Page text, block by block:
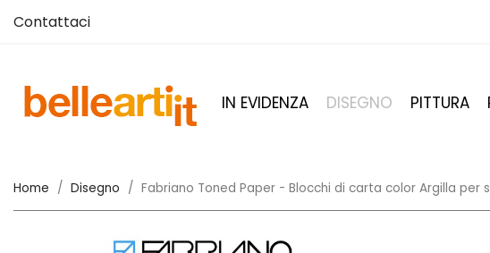
Contattaci
IN EVIDENZA DISEGNO PITTURA
Home Disegno Fabriano Toned Paper - Blocchi di carta color Argilla per